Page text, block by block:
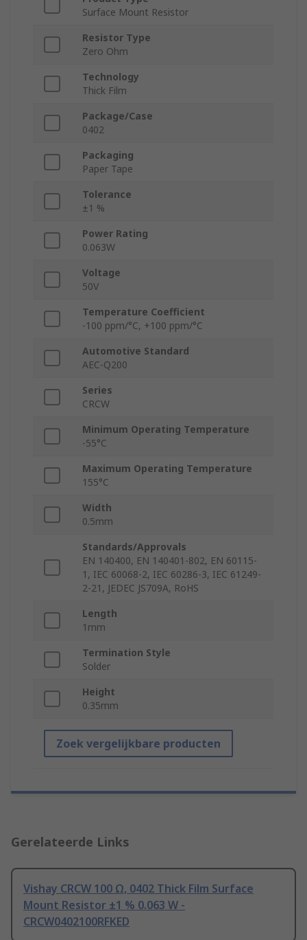
Surface Mount Resistor
Resistor Type
Zero Ohm
Technology
Thick Film
Package/Case
0402
Packaging
Paper Tape
Tolerance
±1 %
Power Rating
0.063W
Voltage
50V
Temperature Coefficient
-100 ppm/°C, +100 ppm/°C
Automotive Standard
AEC-Q200
Series
CRCW
Minimum Operating Temperature
-55°C
Maximum Operating Temperature
155°C
Width
0.5mm
Standards/Approvals
EN 140400, EN 140401-802, EN 60115-
1, IEC 60068-2, IEC 60286-3, IEC 61249-
2-21, JEDEC JS709A, RoHS
Length
1mm
Termination Style
Solder
Height
0.35mm
Zoek vergelijkbare producten
Gerelateerde Links
Vishay CRCW 100 Ω, 0402 Thick Film Surface
Mount Resistor ±1 % 0.063 W -
CRCW0402100RFKED